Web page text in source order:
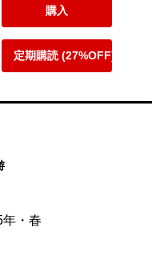
購入
定期購読 (27%OFF)
年・春